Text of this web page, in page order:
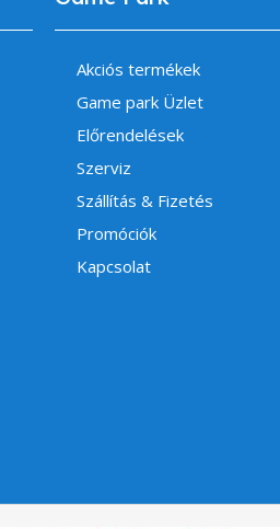
Akciós termékek
Game park Üzlet
Előrendelések
Szerviz
Szállítás & Fizetés
Promóciók
Kapcsolat